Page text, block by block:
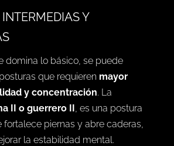
Y
domina lo básico, se puede
que requieren mayor
y concentración. La
II o guerrero II, es una postura
fortalece piernas y abre caderas,
la estabilidad mental.